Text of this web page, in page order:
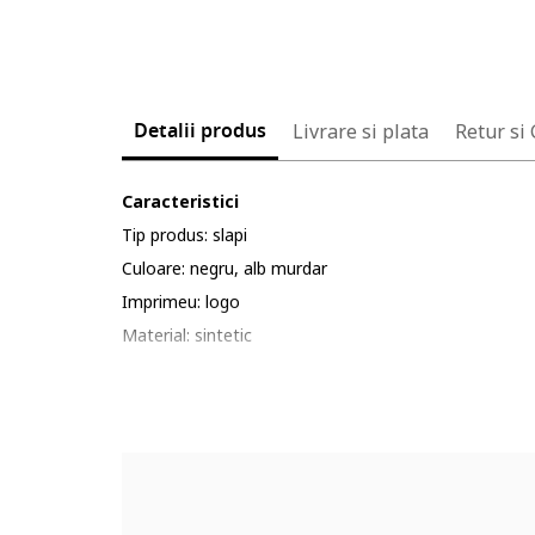
Detalii produs Livrare si plata Retur si
Caracteristici
Tip produs: slapi
Culoare: negru, alb murdar
Imprimeu: logo
Material: sintetic